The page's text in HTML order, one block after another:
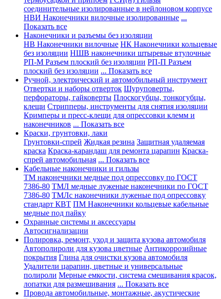
соединительные изолированные в нейлоновом корпусе
НВИ Наконечники вилочные изолированные ...
Показать все
Наконечники и разъемы без изоляции
НВ Наконечники вилочные НК Наконечники кольцевые
без изоляции НШВ наконечники штыревые втулочные
РП-М Разъем плоский без изоляции РП-П Разъем
плоский без изоляции ... Показать все
Ручной, электрический и автомобильный инструмент
Отвертки и наборы отверток Шуруповерты,
перфораторы, гайковерты Плоскогубцы, тонкогубцы,
клещи Стрипперы, инструменты для снятия изоляции
Кримперы и пресс-клещи для опрессовки клемм и
наконечников ... Показать все
Краски, грунтовки, лаки
Грунтовки-спрей Жидкая резина Защитная удаляемая
краска Краска-карандаш для ремонта царапин Краска-
спрей автомобильная ... Показать все
Кабельные наконечники и гильзы
ТМ наконечники медные под опрессовку по ГОСТ
7386-80 ТМЛ медные луженые наконечники по ГОСТ
7386-80 ТМЛс наконечники луженые под опрессовку
стандарт КВТ ПМ Наконечники кольцевые кабельные
медные под пайку
Охранные системы и аксессуары
Автосигнализации
Полировка, ремонт, уход и защита кузова автомобиля
Автополироли для кузова цветные Антикоррозийные
покрытия Глина для очистки кузова автомобиля
Удалители царапин, цветные и универсальные
полироли Мерные емкости, система смешивания красок,
лопатки для размешивания ... Показать все
Провода автомобильные, монтажные, акустические